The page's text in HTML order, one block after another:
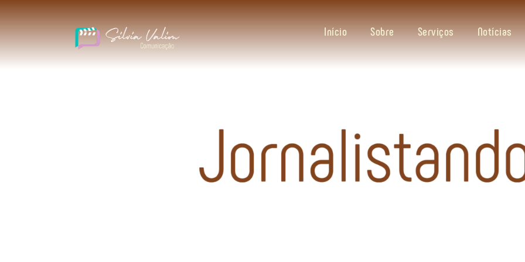
Início Sobre Serviços Notícias